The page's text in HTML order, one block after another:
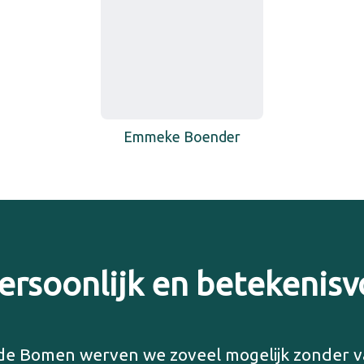
Emmeke Boender
en
Bomen werven we zoveel mogelijk zonder